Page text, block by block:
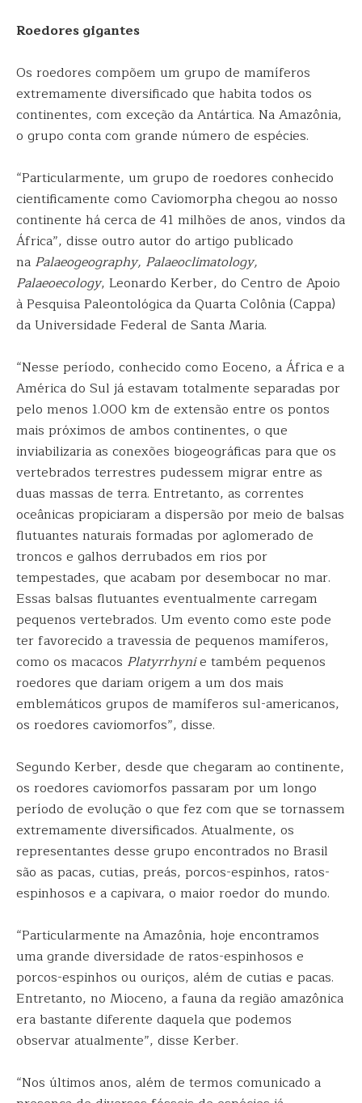
Roedores gigantes
Os roedores compõem um grupo de mamíferos
extremamente diversificado que habita todos os
continentes, com exceção da Antártica. Na Amazônia,
o grupo conta com grande número de espécies.
“Particularmente, um grupo de roedores conhecido
cientificamente como Caviomorpha chegou ao nosso
continente há cerca de 41 milhões de anos, vindos da
África”, disse outro autor do artigo publicado
na Palaeogeography, Palaeoclimatology,
Palaeoecology, Leonardo Kerber, do Centro de Apoio
à Pesquisa Paleontológica da Quarta Colônia (Cappa)
da Universidade Federal de Santa Maria.
“Nesse período, conhecido como Eoceno, a África e a
América do Sul já estavam totalmente separadas por
pelo menos 1.000 km de extensão entre os pontos
mais próximos de ambos continentes, o que
inviabilizaria as conexões biogeográficas para que os
vertebrados terrestres pudessem migrar entre as
duas massas de terra. Entretanto, as correntes
oceânicas propiciaram a dispersão por meio de balsas
flutuantes naturais formadas por aglomerado de
troncos e galhos derrubados em rios por
tempestades, que acabam por desembocar no mar.
Essas balsas flutuantes eventualmente carregam
pequenos vertebrados. Um evento como este pode
ter favorecido a travessia de pequenos mamíferos,
como os macacos Platyrrhynie também pequenos
roedores que dariam origem a um dos mais
emblemáticos grupos de mamíferos sul-americanos,
os roedores caviomorfos”, disse.
Segundo Kerber, desde que chegaram ao continente,
os roedores caviomorfos passaram por um longo
período de evolução o que fez com que se tornassem
extremamente diversificados. Atualmente, os
representantes desse grupo encontrados no Brasil
são as pacas, cutias, preás, porcos-espinhos, ratos-
espinhosos e a capivara, o maior roedor do mundo.
“Particularmente na Amazônia, hoje encontramos
uma grande diversidade de ratos-espinhosos e
porcos-espinhos ou ouriços, além de cutias e pacas.
Entretanto, no Mioceno, a fauna da região amazônica
era bastante diferente daquela que podemos
observar atualmente”, disse Kerber.
“Nos últimos anos, além de termos comunicado a